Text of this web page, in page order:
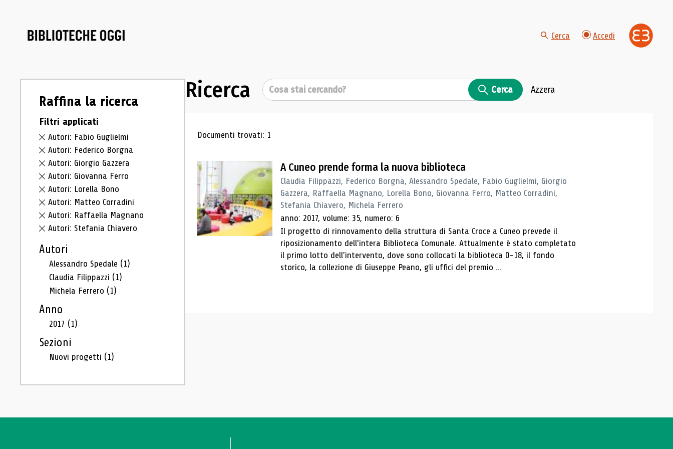
Cerca Accedi
Raffina la ricerca
Filtri applicati
Autori: Fabio Guglielmi
Autori: Federico Borgna
Autori: Giorgio Gazzera
Autori: Giovanna Ferro
Autori: Lorella Bono
Autori: Matteo Corradini
Autori: Raffaella Magnano
Autori: Stefania Chiavero
Autori
Alessandro Spedale (1)
Claudia Filippazzi (1)
Michela Ferrero (1)
Anno
2017 (1)
Sezioni
Nuovi progetti (1)
Ricerca Cerca Cerca Azzera
Risultati di ricerca
Documenti trovati: 1
A Cuneo prende forma la nuova biblioteca
Claudia Filippazzi, Federico Borgna, Alessandro Spedale, Fabio Guglielmi, Giorgio
Gazzera, Raffaella Magnano, Lorella Bono, Giovanna Ferro, Matteo Corradini,
Stefania Chiavero, Michela Ferrero
anno: 2017, volume: 35, numero: 6
Il progetto di rinnovamento della struttura di Santa Croce a Cuneo prevede il
riposizionamento dell'intera Biblioteca Comunale. Attualmente è stato completato
il primo lotto dell'intervento, dove sono collocati la biblioteca 0-18, il fondo
storico, la collezione di Giuseppe Peano, gli uffici del premio ...